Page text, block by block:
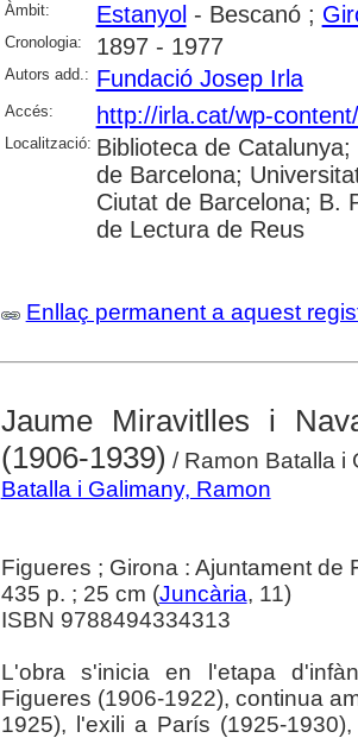
Àmbit: Estanyol - Bescanó ;
Cronologia: 1897 - 1977
Autors add.: Fundació Josep Irla
Accés: http://irla.cat/wp-
Localització: Biblioteca de
de Barcelona;
Ciutat de Barcelona; B.
de Lectura de Reus
Enllaç permanent a aquest
Jaume Miravitlles i
(1906-1939) / Ramon Batalla i
Batalla i Galimany, Ramon
Figueres ; Girona : Ajuntament de
435 p. ; 25 cm (Juncària, 11)
ISBN 9788494334313
L'obra s'inicia en l'etapa
Figueres (1906-1922), continua
1925), l'exili a París (1925-